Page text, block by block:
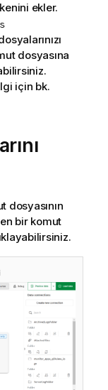
ekler.
dosyasına
için bk.
dosyasının
bir komut